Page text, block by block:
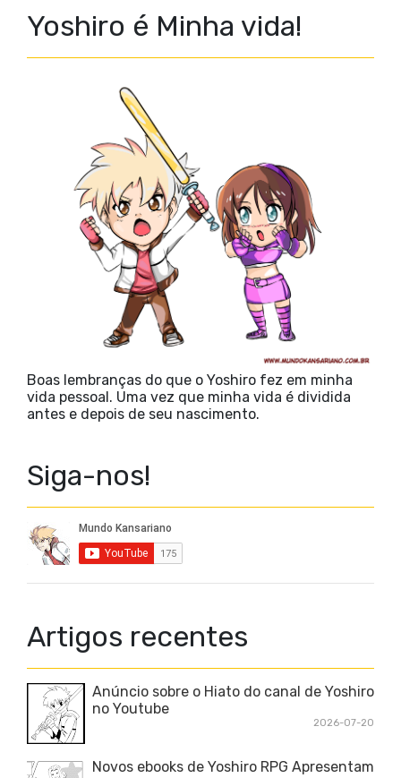
Yoshiro é Minha vida!
Boas lembranças do que o Yoshiro fez em minha
vida pessoal. Uma vez que minha vida é dividida
antes e depois de seu nascimento.
Siga-nos!
Artigos recentes
Anúncio sobre o Hiato do canal de Yoshiro
no Youtube
2026-07-20
Novos ebooks de Yoshiro RPG Apresentam